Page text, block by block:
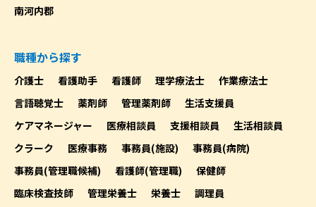
南河内郡
職種から探す
介護士 看護助手 看護師 理学療法士
作業療法士
言語聴覚士
薬剤師 管理薬剤師
生活支援員
ケアマネージャー
医療相談員 支援相談員
生活相談員
クラーク
医療事務 事務員(施設)
事務員(病院)
事務員(管理職候補)
看護師(管理職)
保健師
臨床検査技師
管理栄養士 栄養士
調理員